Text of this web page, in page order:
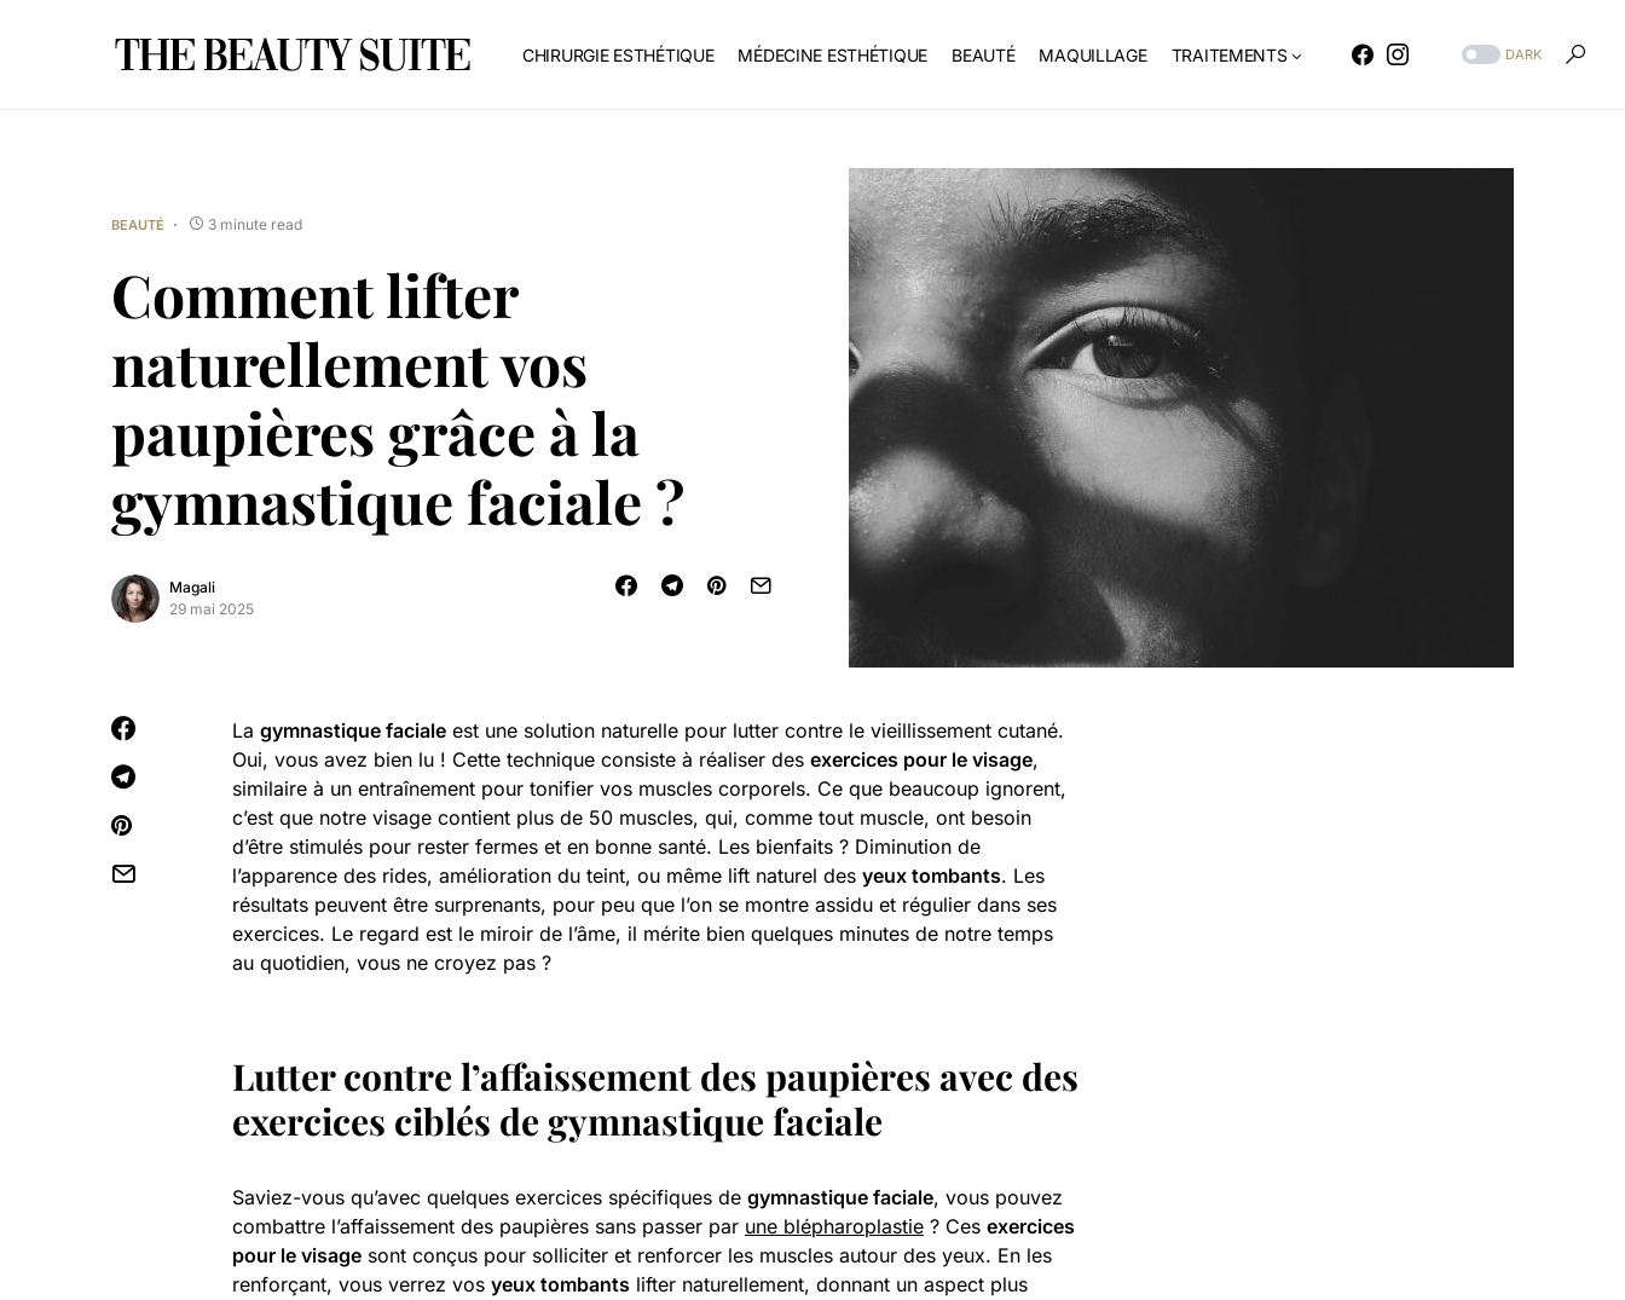
CHIRURGIE ESTHÉTIQUE MÉDECINE ESTHÉTIQUE BEAUTÉ MAQUILLAGE TRAITEMENTS DARK
BEAUTÉ 3 minute read
Comment lifter
naturellement vos
paupières grâce à la
gymnastique faciale ?
Magali
29 mai 2025
La gymnastique faciale est une solution naturelle pour lutter contre le vieillissement cutané.
Oui, vous avez bien lu ! Cette technique consiste à réaliser des exercices pour le visage,
similaire à un entraînement pour tonifier vos muscles corporels. Ce que beaucoup ignorent,
c’est que notre visage contient plus de 50 muscles, qui, comme tout muscle, ont besoin
d’être stimulés pour rester fermes et en bonne santé. Les bienfaits ? Diminution de
l’apparence des rides, amélioration du teint, ou même lift naturel des yeux tombants. Les
résultats peuvent être surprenants, pour peu que l’on se montre assidu et régulier dans ses
exercices. Le regard est le miroir de l’âme, il mérite bien quelques minutes de notre temps
au quotidien, vous ne croyez pas ?
Lutter contre l’affaissement des paupières avec des
exercices ciblés de gymnastique faciale
Saviez-vous qu’avec quelques exercices spécifiques de gymnastique faciale, vous pouvez
combattre l’affaissement des paupières sans passer par une blépharoplastie ? Ces exercices
pour le visage sont conçus pour solliciter et renforcer les muscles autour des yeux. En les
renforçant, vous verrez vos yeux tombants lifter naturellement, donnant un aspect plus